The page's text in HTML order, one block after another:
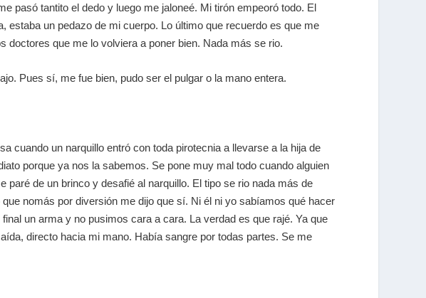
pasó tantito el dedo y luego me jaloneé. Mi tirón empeoró todo. El
un pedazo de mi cuerpo. Lo último que recuerdo es que me
doctores que me lo volviera a poner bien. Nada más se rio.
Pues sí, me fue bien, pudo ser el pulgar o la mano entera.
cuando un narquillo entró con toda pirotecnia a llevarse a la hija de
porque ya nos la sabemos. Se pone muy mal todo cuando alguien
de un brinco y desafié al narquillo. El tipo se rio nada más de
nomás por diversión me dijo que sí. Ni él ni yo sabíamos qué hacer
un arma y no pusimos cara a cara. La verdad es que rajé. Ya que
directo hacia mi mano. Había sangre por todas partes. Se me